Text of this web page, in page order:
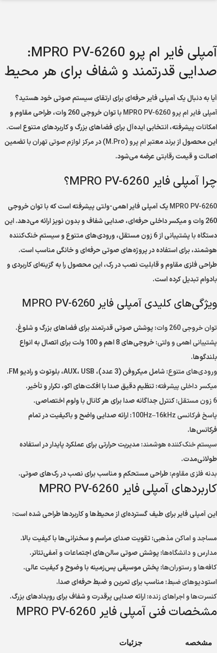
آمپلی فایر ام پرو MPRO PV-6260:
صدایی قدرتمند و شفاف برای هر محیط
آیا به دنبال یک آمپلی فایر حرفه‌ای برای ارتقای سیستم صوتی خود هستید؟
آمپلی فایر ام پرو MPRO PV-6260
با توان خروجی 260 وات، طراحی مقاوم و
امکانات پیشرفته، انتخابی ایده‌آل برای فضاهای بزرگ و کاربردهای متنوع است.
این محصول از برند معتبرام پرو (M.Pro) درمرکز لوازم صوتی تهرانبا تضمین
اصالت و قیمت رقابتی عرضه می‌شود.
چرا آمپلی فایر MPRO PV-6260؟
MPRO PV-6260یک آمپلی فایر اهمی-ولتی پیشرفته است که با توان خروجی
260 وات و میکسر داخلی حرفه‌ای، صدایی شفاف و بدون نویز ارائه می‌دهد. این
دستگاه با پشتیبانی از 6 زون مستقل، ورودی‌های متنوع و سیستم خنک‌کننده
هوشمند، برای استفاده در پروژه‌های صوتی حرفه‌ای و خانگی مناسب است.
طراحی فلزی مقاوم و قابلیت نصب در رک، این محصول را به گزینه‌ای کاربردی و
بادوام تبدیل کرده است.
ویژگی‌های کلیدی آمپلی فایر MPRO PV-6260
توان خروجی 260 وات
: پوشش صوتی قدرتمند برای فضاهای بزرگ و شلوغ.
پشتیبانی اهمی و ولتی
: خروجی‌های 8 اهم و 100 ولت برای اتصال به انواع
بلندگوها.
ورودی‌های متنوع: شامل میکروفن (3 عدد)، AUX، USB، بلوتوث و رادیو FM.
میکسر داخلی پیشرفته: تنظیم دقیق صدا با افکت‌های اکو، تکرار و تأخیر.
6 زون مستقل
: کنترل جداگانه صدا برای هر کانال با ولوم اختصاصی.
پاسخ فرکانسی 100Hz–16kHz
: ارائه صدایی واضح و باکیفیت در تمام
فرکانس‌ها.
سیستم خنک‌کننده هوشمند: مدیریت حرارتی برای عملکرد پایدار در استفاده
طولانی‌مدت.
بدنه فلزی مقاوم: طراحی مستحکم و مناسب برای نصب در رک‌های صوتی.
کاربردهای آمپلی فایر MPRO PV-6260
این آمپلی فایر برای طیف گسترده‌ای از محیط‌ها و کاربردها طراحی شده است:
مساجد و اماکن مذهبی: تقویت صدای مراسم و سخنرانی‌ها با کیفیت بالا.
مدارس و دانشگاه‌ها: پوشش صوتی سالن‌های اجتماعات و آمفی‌تئاتر.
کافه‌ها و رستوران‌ها: پخش موسیقی پس‌زمینه با وضوح و کیفیت عالی.
استودیوهای ضبط: مناسب برای تمرین و ضبط حرفه‌ای صدا.
کنسرت‌ها و اجراهای زنده: ارائه صدایی پرقدرت و شفاف برای رویدادهای بزرگ.
مشخصات فنی آمپلی فایر MPRO PV-6260
مشخصه جزئیات